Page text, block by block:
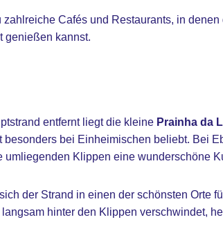
Cafés und Restaurants, in
genießen kannst.
entfernt liegt die kleine Prainha da
besonders bei Einheimischen beliebt. Bei
umliegenden Klippen eine wunderschöne
der Strand in einen der schönsten Orte
hinter den Klippen verschwindet,